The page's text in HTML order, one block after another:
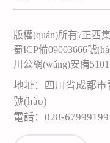
版權(quán)所有?正西
蜀ICP備09003666號
川公網(wǎng)安備
地址：四川省成都
號(hào)
電話：028-67999199